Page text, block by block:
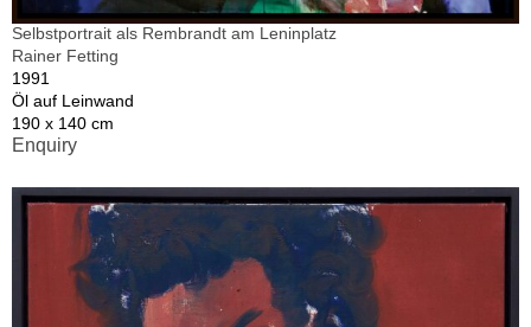
Selbstportrait als Rembrandt am Leninplatz
Rainer Fetting
1991
Öl auf Leinwand
190 x 140 cm
Enquiry